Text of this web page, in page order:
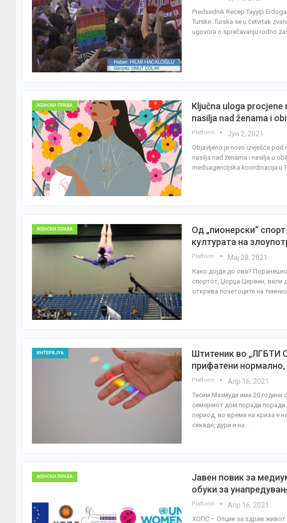
Predsednik Recep Tayyip
Turske. Turska se u četvrtak
ugovora o sprečavanju rodno
ЖЕНСКИ ПРАВА
Ključna uloga
nasilja nad ženama i
Platform Јун 2, 2021
Objavljeno je novo izvješće pod
nasilja nad ženama i nasilja u
međuagencijska koordinacija u
ЖЕНСКИ ПРАВА
Од „пионерски“
културата на
Platform Мај 28, 2021
Како дојде до ова?
спортот, Џорџа Цервин, вели
открива почетоците на
ИНТЕРВЈУА
Штитеник во „ЛГБТИ
прифатени
Platform Апр 16, 2021
Тасим Махмуди има 20 години
семејниот дом поради
период, во време на криза е
секаде, дури и на…
ЖЕНСКИ ПРАВА
Јавен повик за
обуки за
Platform Апр 16, 2021
ХОПС – Опции за здрав живот